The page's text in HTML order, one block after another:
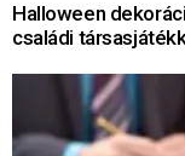
Halloween
családi